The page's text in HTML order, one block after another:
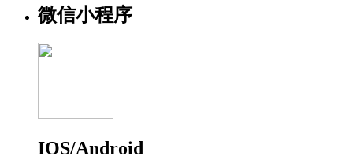
微信小程序
IOS/Android